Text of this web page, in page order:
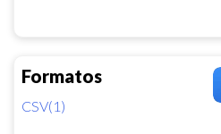
Formatos
CSV(1)